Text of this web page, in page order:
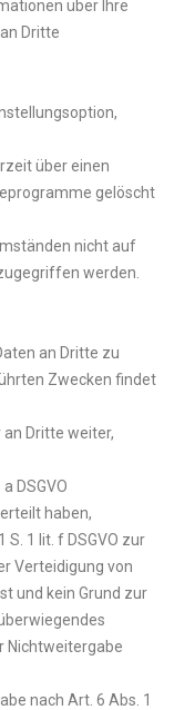
über Ihre
Dritte
über einen
gelöscht
nicht auf
werden.
an Dritte zu
Zwecken findet
an Dritte weiter,
DSGVO
haben,
S. 1 lit. f DSGVO zur
Verteidigung von
und kein Grund zur
Nichtweitergabe
nach Art. 6 Abs. 1